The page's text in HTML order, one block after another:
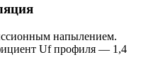
напылением.
Uf профиля — 1,4